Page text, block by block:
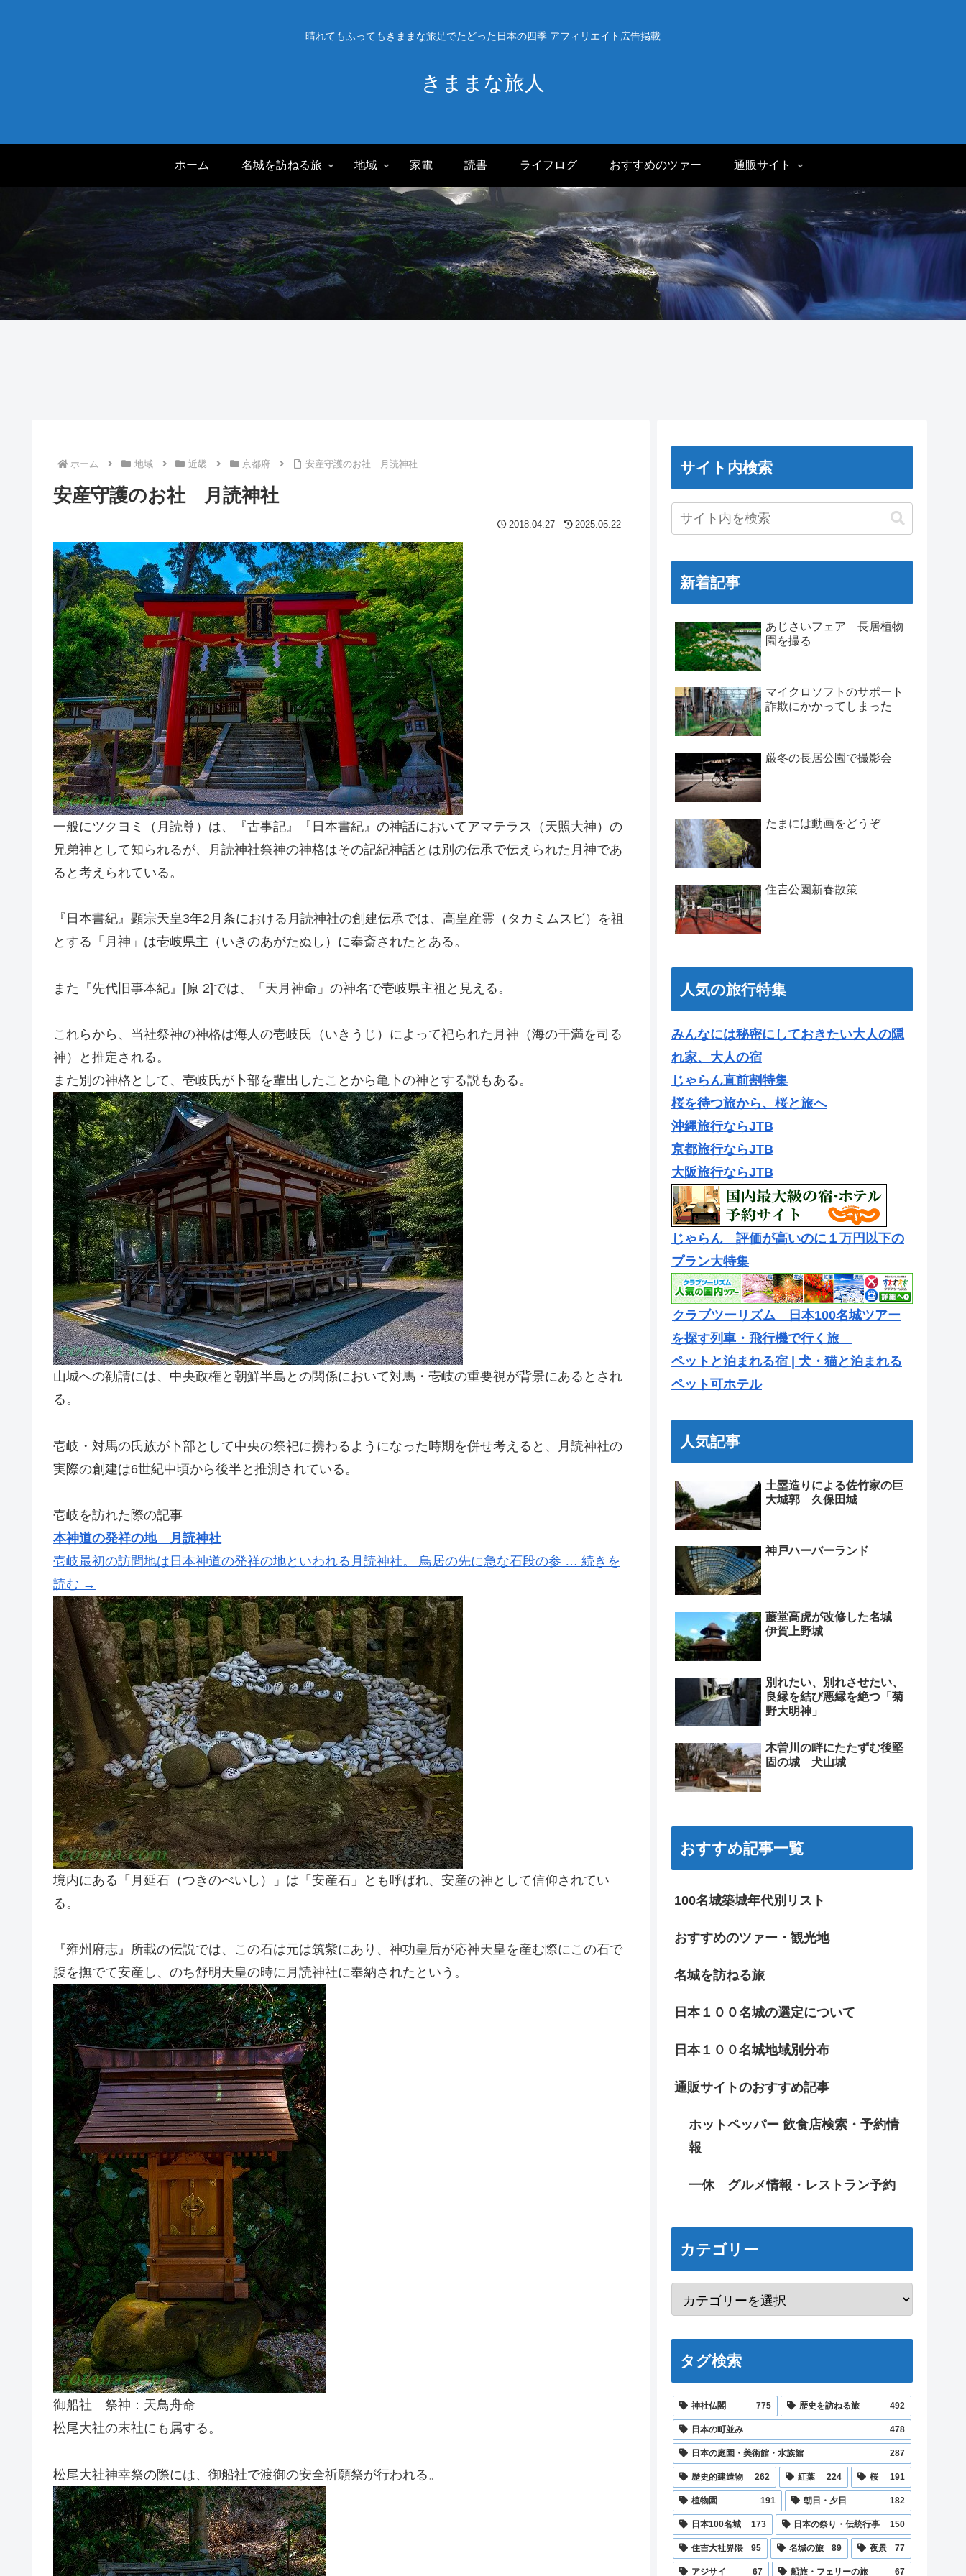
晴れてもふってもきままな旅足でたどった日本の四季 アフィリエイト広告掲載
きままな旅人
ホーム 名城を訪ねる旅 地域 家電 読書 ライフログ おすすめのツァー 通販サイト
ホーム 地域 近畿 京都府 安産守護のお社 月読神社
安産守護のお社 月読神社
2018.04.27 2025.05.22
一般にツクヨミ（月読尊）は、『古事記』『日本書紀』の神話においてアマテラス（天照大神）の
兄弟神として知られるが、月読神社祭神の神格はその記紀神話とは別の伝承で伝えられた月神であ
ると考えられている。
『日本書紀』顕宗天皇3年2月条における月読神社の創建伝承では、高皇産霊（タカミムスビ）を祖
とする「月神」は壱岐県主（いきのあがたぬし）に奉斎されたとある。
また『先代旧事本紀』[原 2]では、「天月神命」の神名で壱岐県主祖と見える。
これらから、当社祭神の神格は海人の壱岐氏（いきうじ）によって祀られた月神（海の干満を司る
神）と推定される。
また別の神格として、壱岐氏が卜部を輩出したことから亀卜の神とする説もある。
山城への勧請には、中央政権と朝鮮半島との関係において対馬・壱岐の重要視が背景にあるとされ
る。
壱岐・対馬の氏族が卜部として中央の祭祀に携わるようになった時期を併せ考えると、月読神社の
実際の創建は6世紀中頃から後半と推測されている。
壱岐を訪れた際の記事
本神道の発祥の地 月読神社
壱岐最初の訪問地は日本神道の発祥の地といわれる月読神社。 鳥居の先に急な石段の参 … 続きを
読む →
境内にある「月延石（つきのべいし）」は「安産石」とも呼ばれ、安産の神として信仰されてい
る。
『雍州府志』所載の伝説では、この石は元は筑紫にあり、神功皇后が応神天皇を産む際にこの石で
腹を撫でて安産し、のち舒明天皇の時に月読神社に奉納されたという。
御船社 祭神：天鳥舟命
松尾大社の末社にも属する。
松尾大社神幸祭の際には、御船社で渡御の安全祈願祭が行われる。
サイト内検索
新着記事
あじさいフェア 長居植物
園を撮る
マイクロソフトのサポート
詐欺にかかってしまった
厳冬の長居公園で撮影会
たまには動画をどうぞ
住𠮷公園新春散策
人気の旅行特集
みんなには秘密にしておきたい大人の隠
れ家、大人の宿
じゃらん直前割特集
桜を待つ旅から、桜と旅へ
沖縄旅行ならJTB
京都旅行ならJTB
大阪旅行ならJTB
じゃらん 評価が高いのに１万円以下の
プラン大特集
クラブツーリズム 日本100名城ツアー
を探す列車・飛行機で行く旅
ペットと泊まれる宿 | 犬・猫と泊まれる
ペット可ホテル
人気記事
土塁造りによる佐竹家の巨
大城郭 久保田城
神戸ハーバーランド
藤堂高虎が改修した名城
伊賀上野城
別れたい、別れさせたい、
良縁を結び悪縁を絶つ「菊
野大明神」
木曽川の畔にたたずむ後堅
固の城 犬山城
おすすめ記事一覧
100名城築城年代別リスト
おすすめのツァー・観光地
名城を訪ねる旅
日本１００名城の選定について
日本１００名城地域別分布
通販サイトのおすすめ記事
ホットペッパー 飲食店検索・予約情
報
一休 グルメ情報・レストラン予約
カテゴリー
タグ検索
神社仏閣 775 歴史を訪ねる旅 492
日本の町並み 478
日本の庭園・美術館・水族館 287
歴史的建造物 262 紅葉 224 桜 191
植物園 191 朝日・夕日 182
日本100名城 173 日本の祭り・伝統行事 150
住吉大社界隈 95 名城の旅 89 夜景 77
アジサイ 67 船旅・フェリーの旅 67